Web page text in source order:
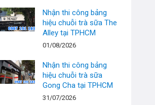
Nhận thi công bảng
hiệu chuỗi trà sữa The
Alley tại TPHCM
01/08/2026
Nhận thi công bảng
hiệu chuỗi trà sữa
Gong Cha tại TPHCM
31/07/2026